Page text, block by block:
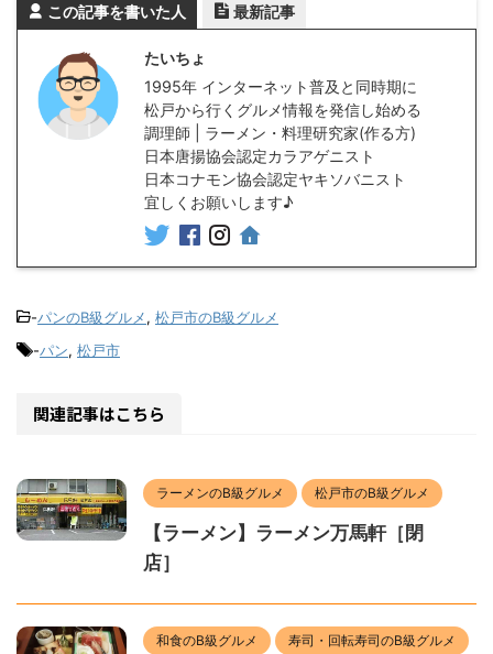
この記事を書いた人 最新記事
たいちょ
1995年 インターネット普及と同時期に
松戸から行くグルメ情報を発信し始める
調理師 | ラーメン・料理研究家(作る方)
日本唐揚協会認定カラアゲニスト
日本コナモン協会認定ヤキソバニスト
宜しくお願いします♪
-パンのB級グルメ, 松戸市のB級グルメ
-パン, 松戸市
関連記事はこちら
ラーメンのB級グルメ 松戸市のB級グルメ
【ラーメン】ラーメン万馬軒［閉
店］
和食のB級グルメ 寿司・回転寿司のB級グルメ